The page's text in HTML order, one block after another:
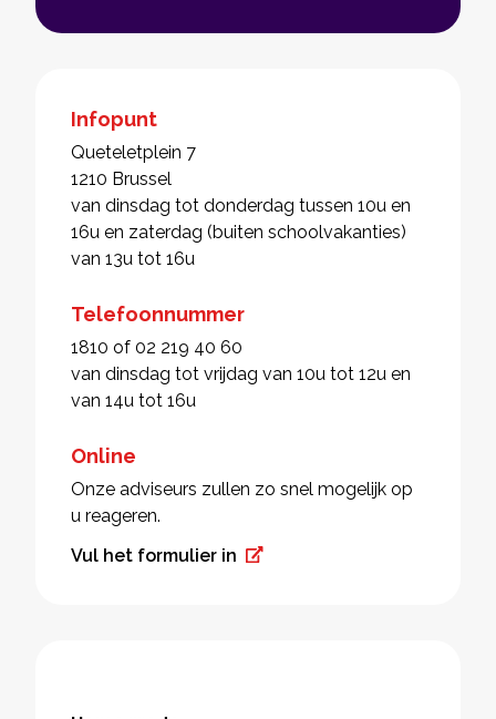
Infopunt
Queteletplein 7
1210 Brussel
van dinsdag tot donderdag tussen 10u en
16u en zaterdag (buiten schoolvakanties)
van 13u tot 16u
Telefoonnummer
1810 of 02 219 40 60
van dinsdag tot vrijdag van 10u tot 12u en
van 14u tot 16u
Online
Onze adviseurs zullen zo snel mogelijk op
u reageren.
Vul het formulier in